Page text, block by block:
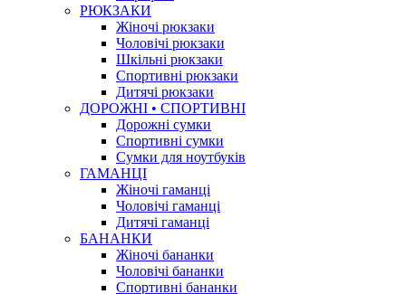
РЮКЗАКИ
Жіночі рюкзаки
Чоловічі рюкзаки
Шкільні рюкзаки
Спортивні рюкзаки
Дитячі рюкзаки
ДОРОЖНІ • СПОРТИВНІ
Дорожні сумки
Спортивні сумки
Сумки для ноутбуків
ГАМАНЦІ
Жіночі гаманці
Чоловічі гаманці
Дитячі гаманці
БАНАНКИ
Жіночі бананки
Чоловічі бананки
Спортивні бананки